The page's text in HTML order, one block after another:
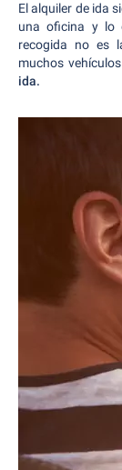
El alquiler de ida
una oficina y lo
recogida no es
muchos
ida.